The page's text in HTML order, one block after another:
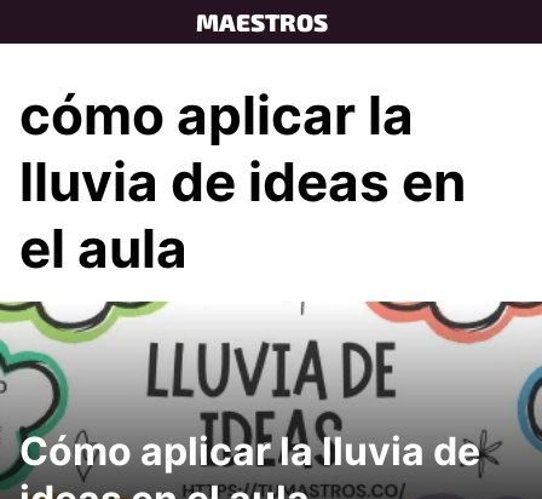
to
MAESTROS
cómo aplicar la
lluvia de ideas en
el aula
Cómo aplicar la lluvia de